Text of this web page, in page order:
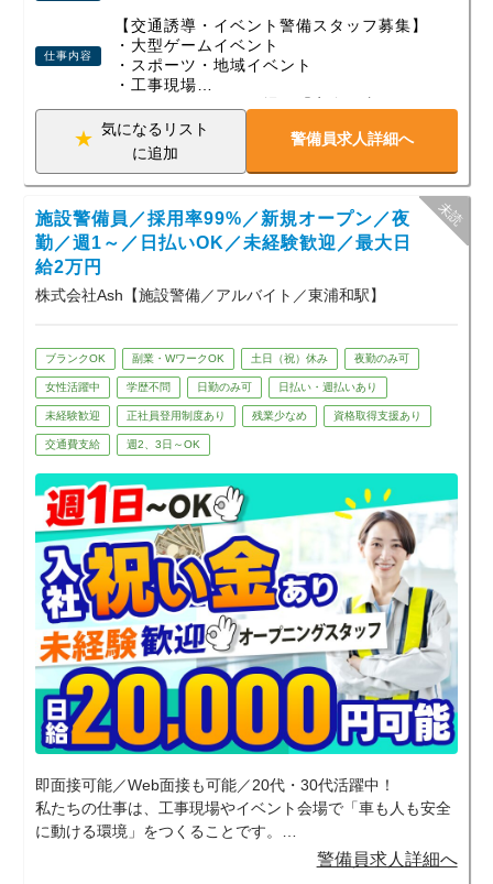
仕事内容
【交通誘導・イベント警備スタッフ募集】
・大型ゲームイベント
・スポーツ・地域イベント
・工事現場
など、さまざまな現場で「安全を支える」
警備会社です。
若手スタッフも多数活躍中！
未経験スタートがほとんどなので、初めて
の警備バイトでも安心です。
年齢・経験不問！即採用×高収入
現場が早く終わっても【日給保証】がある
◆ こんな人にピッタリ！
・イベントの裏側に関わってみたい
・Wワーク・副業を探している
・ガチガチな職場はちょっと苦手
★1つでも当てはまれば大歓迎！
■大型ゲームイベント警備の実績あり！
数万人規模の大型ゲームイベント警備の実
績もあります。
「イベントが好き」
「非日常な現場で働いてみたい」
そんな若手スタッフからも好評です。
※配属は希望・適性を考慮します
ける制度も整えています。
未経験から始めた方、定年後に新しい一歩を踏み出した方、
Wワークで働く方など、幅広い世代が活躍中！
少しでも興味を持っていただけたら、ぜひお気軽にご応募く
ださい。あなたの新しいスタートを全力で応援します！
気になるリスト
に追加
警備員求人詳細へ
施設警備員／採用率99%／新規オープン／夜
勤／週1～／日払いOK／未経験歓迎／最大日
給2万円
株式会社Ash【施設警備／アルバイト／東浦和駅】
ブランクOK 副業・WワークOK 土日（祝）休み 夜勤のみ可
女性活躍中 学歴不問 日勤のみ可 日払い・週払いあり
未経験歓迎 正社員登用制度あり 残業少なめ 資格取得支援あり
交通費支給 週2、3日～OK
即面接可能／Web面接も可能／20代・30代活躍中！
私たちの仕事は、工事現場やイベント会場で「車も人も安全
に動ける環境」をつくることです。
地域のお祭りやスポーツイベントなど、日常では味わえない
警備員求人詳細へ